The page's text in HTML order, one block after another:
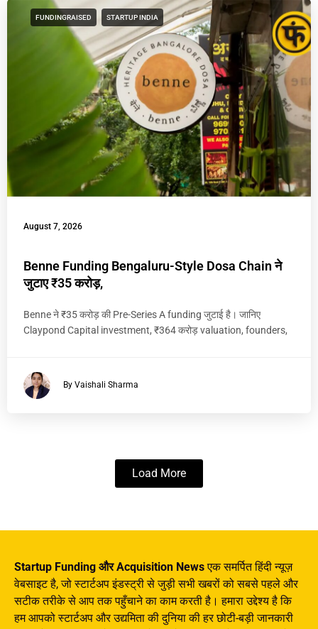
FUNDINGRAISED STARTUP INDIA
August 7, 2026
Benne Funding Bengaluru-Style Dosa Chain ने
जुटाए ₹35 करोड़,
Benne ने ₹35 करोड़ की Pre-Series A funding जुटाई है। जानिए
Claypond Capital investment, ₹364 करोड़ valuation, founders,
By Vaishali Sharma
Load More
Startup Funding और Acquisition Newsएक समर्पित हिंदी न्यूज़
वेबसाइट है, जो स्टार्टअप इंडस्ट्री से जुड़ी सभी खबरों को सबसे पहले और
सटीक तरीके से आप तक पहुँचाने का काम करती है। हमारा उद्देश्य है कि
हम आपको स्टार्टअप और उद्यमिता की दुनिया की हर छोटी-बड़ी जानकारी